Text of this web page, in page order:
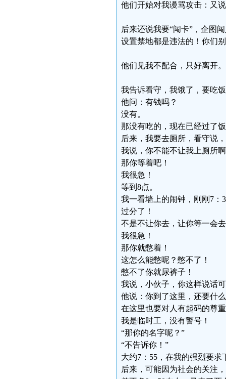
他们开始对我谩骂攻击：又
后来还说我要“闯卡”，企图
设置禁地都是违法的！你们
他们见我不配合，只好离开
我告诉看守，我饿了，要吃
他问：有钱吗？
没有。
那没有吃的，现在已经过了
后来，我要去厕所，看守说
我说，你不能不让我上厕所
那你等着吧！
我很急！
等到8点。
我一看墙上的闹钟，刚刚7：
过分了！
不是不让你去，让你等一会
我很急！
那你就憋着！
这怎么能憋呢？憋不了！
憋不了你就尿裤子！
我说，小伙子，你这样说话
他说：你到了这里，还要什
在这里也要对人有起码的尊
我是临时工，没有警号！
“那你的名字呢？”
“不告诉你！”
大约7：55，在我的强烈要
后来，可能因为社会的关注